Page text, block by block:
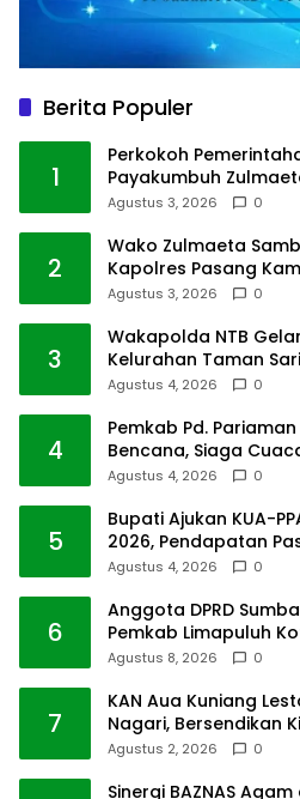
Berita Populer
1
Perkokoh
Payakumbuh
Agustus 3, 2026 0
2
Wako Zulmaeta
Kapolres Pasang
Agustus 3, 2026 0
3
Wakapolda NTB
Kelurahan Taman
Agustus 4, 2026 0
4
Pemkab Pd.
Bencana, Siaga
Agustus 4, 2026 0
5
Bupati Ajukan KUA-
2026, Pendapatan
Agustus 4, 2026 0
6
Anggota DPRD
Pemkab Limapuluh
Agustus 8, 2026 0
7
KAN Aua Kuniang
Nagari, Bersendikan
Agustus 2, 2026 0
Sinergi BAZNAS